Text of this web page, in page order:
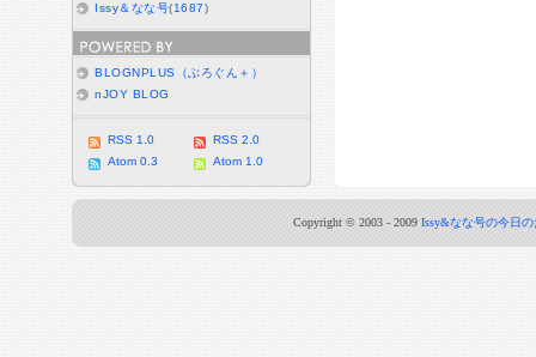
Issy＆なな号(1687)
BLOGNPLUS（ぶろぐん＋）
nJOY BLOG
RSS 1.0
RSS 2.0
Atom 0.3
Atom 1.0
Copyright © 2003 - 2009 Issy&なな号の今日